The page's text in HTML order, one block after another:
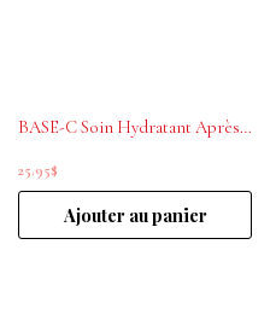
BASE-C Soin Hydratant Après-shampoing 300ML
25.95$
Ajouter au panier